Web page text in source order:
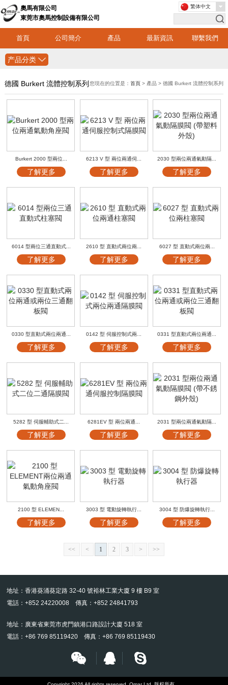
奧馬有限公司
東莞市奧馬控制設備有限公司
首頁 公司簡介 產品 最新資訊 聯繫我們
繁体中文
产品分类
德國 Burkert 流體控制系列 您現在的位置是：首頁 > 產品 > 德國 Burkert 流體控制系列
Burkert 2000 型兩位...
了解更多
6213 V 型 兩位兩通伺...
了解更多
2030 型兩位兩通氣動隔...
了解更多
6014 型兩位三通直動式...
了解更多
2610 型 直動式兩位兩...
了解更多
6027 型 直動式兩位兩...
了解更多
0330 型直動式兩位兩通...
了解更多
0142 型 伺服控制式兩...
了解更多
0331 型直動式兩位兩通...
了解更多
5282 型 伺服輔助式二...
了解更多
6281EV 型 兩位兩通...
了解更多
2031 型兩位兩通氣動隔...
了解更多
2100 型 ELEMEN...
了解更多
3003 型 電動旋轉執行...
了解更多
3004 型 防爆旋轉執行...
了解更多
<< < 1 2 3 > >>
地址：香港葵涌葵定路 32-40 號裕林工業大廈 9 樓 B9 室
電話：+852 24220008 傳真：+852 24841793
地址：廣東省東莞市虎門鎮港口路設計大廈 518 室
電話：+86 769 85119420 傳真：+86 769 85119430